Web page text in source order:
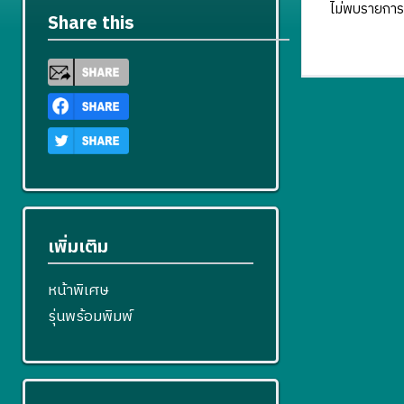
ไม่พบรายกา
Share this
เพิ่มเติม
หน้าพิเศษ
รุ่นพร้อมพิมพ์